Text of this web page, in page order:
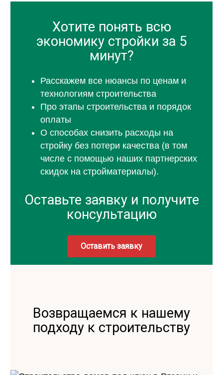
Хотите понять всю
экономику стройки за 5
минут?
Расскажем все нюансы по ценам и
технологиям строительства
Про этапы строительства и порядок
оплаты
О способах снизить расходы на
стройку без потери качества (в том
числе с помощью наших партнерских
скидок на стройматериалы).
Оставьте заявку и получите
консультацию
Оставить заявку
Возвращаемся к нашему
подходу к строительству